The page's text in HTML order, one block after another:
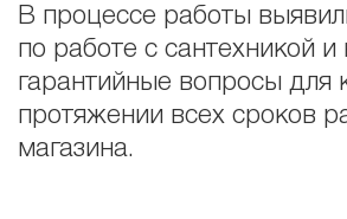
В процессе работы
по работе с сантехникой и
гарантийные вопросы для
протяжении всех сроков
магазина.